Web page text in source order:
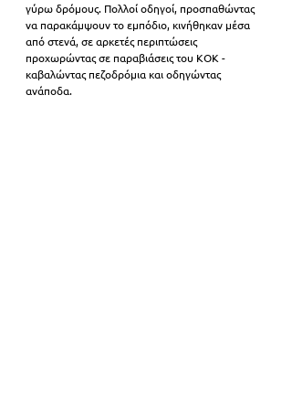
γύρω δρόμους. Πολλοί οδηγοί, προσπαθώντας
να παρακάμψουν το εμπόδιο, κινήθηκαν μέσα
από στενά, σε αρκετές περιπτώσεις
προχωρώντας σε παραβιάσεις του ΚΟΚ -
καβαλώντας πεζοδρόμια και οδηγώντας
ανάποδα.